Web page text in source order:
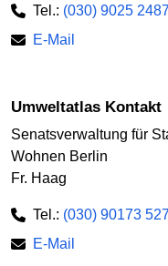
Tel.: (030) 9025 2487
E-Mail
Umweltatlas Kontakt
Senatsverwaltung für
Wohnen Berlin
Fr. Haag
Tel.: (030) 90173
E-Mail